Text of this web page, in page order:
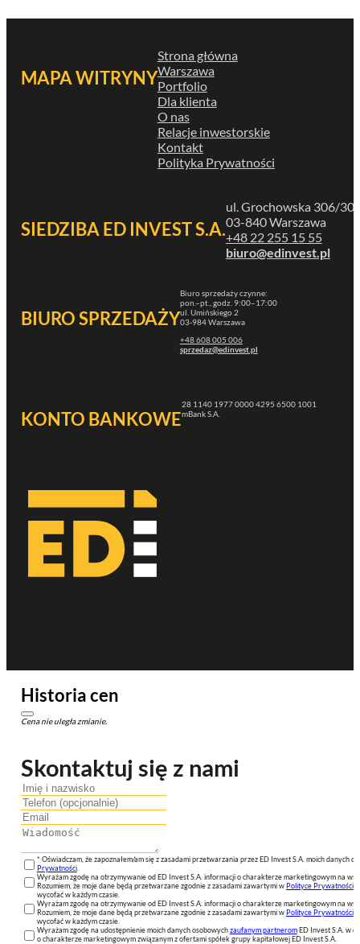
MAPA WITRYNY
Strona główna
Warszawa
Portfolio
Dla klienta
O nas
Relacje inwestorskie
Kontakt
Polityka Prywatności
SIEDZIBA ED INVEST S.A.
ul. Grochowska 306/
03-840 Warszawa
+48 22 255 15 55
biuro@edinvest.pl
BIURO SPRZEDAŻY
Biuro sprzedaży czynne:
pon.–pt., godz. 9:00–17:00
ul. Umińskiego 2
03-984 Warszawa
+48 608 005 006
sprzedaz@edinvest.pl
KONTO BANKOWE
28 1140 1977 0000 4295 6500 1001
mBank S.A.
Historia cen
Cena nie uległa zmianie.
Skontaktuj się z nami
* Oświadczam, że zapoznałem/am się z zasadami przetwarzania przez ED Invest S.A. moich danych
Prywatności.
Wyrażam zgodę na otrzymywanie od ED Invest S.A. informacji o charakterze marketingowym na
Rozumiem, że moje dane będą przetwarzane zgodnie z zasadami zawartymi wPolityce Prywatności
wycofać w każdym czasie.
Wyrażam zgodę na otrzymywanie od ED Invest S.A. informacji o charakterze marketingowym na
Rozumiem, że moje dane będą przetwarzane zgodnie z zasadami zawartymi wPolityce Prywatności
wycofać w każdym czasie.
Wyrażam zgodę na udostępnienie moich danych osobowychzaufanym partneromED Invest S.A. w
o charakterze marketingowym związanym z ofertami spółek grupy kapitałowej ED Invest S.A.